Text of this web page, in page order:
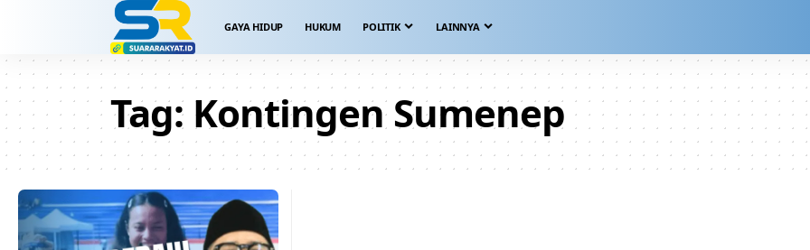
GAYA HIDUP HUKUM POLITIK LAINNYA
Tag: Kontingen Sumenep